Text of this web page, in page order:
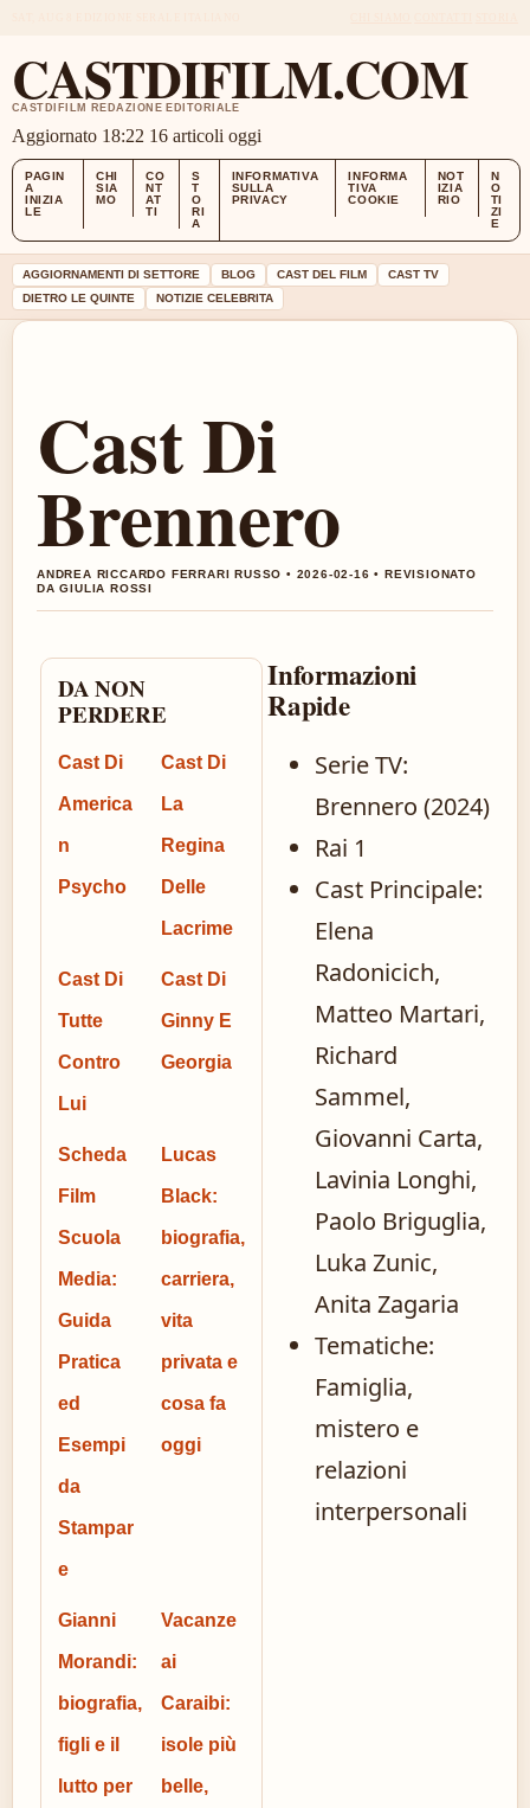
CASTDIFILM.COM
CASTDIFILM REDAZIONE EDITORIALE
Aggiornato 18:22 16 articoli oggi
PAGIN
A
INIZIA
LE
CHI
SIA
MO
CO
NT
AT
TI
S
T
O
RI
A
INFORMATIVA
SULLA
PRIVACY
INFORMA
TIVA
COOKIE
NOT
IZIA
RIO
N
O
TI
ZI
E
AGGIORNAMENTI DI SETTORE BLOG CAST DEL FILM
CAST TV
DIETRO LE QUINTE
NOTIZIE CELEBRITA
Cast Di
Brennero
ANDREA RICCARDO FERRARI RUSSO • 2026-02-16 • REVISIONATO
DA GIULIA ROSSI
DA NON
PERDERE
Cast Di
America
n
Psycho
Cast Di
La
Regina
Delle
Lacrime
Cast Di
Tutte
Contro
Lui
Cast Di
Ginny E
Georgia
Scheda
Film
Scuola
Media:
Guida
Pratica
ed
Esempi
da
Stampar
e
Lucas
Black:
biografia,
carriera,
vita
privata e
cosa fa
oggi
Gianni
Morandi:
biografia,
figli e il
lutto per
Vacanze
ai
Caraibi:
isole più
belle,
Informazioni
Rapide
Serie TV:
Brennero (2024)
Rai 1
Cast Principale:
Elena
Radonicich,
Matteo Martari,
Richard
Sammel,
Giovanni Carta,
Lavinia Longhi,
Paolo Briguglia,
Luka Zunic,
Anita Zagaria
Tematiche:
Famiglia,
mistero e
relazioni
interpersonali